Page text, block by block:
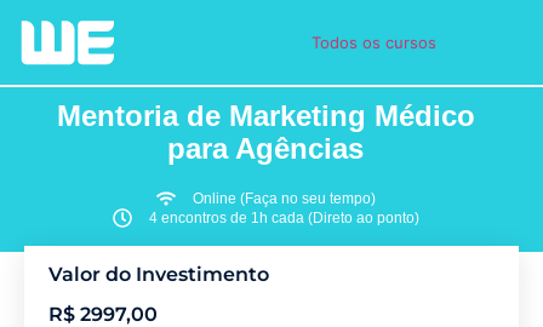
Todos os cursos
Mentoria de Marketing Médico
para Agências
Online (Faça no seu tempo)
4 encontros de 1h cada (Direto ao ponto)
Valor do Investimento
R$ 2997,00